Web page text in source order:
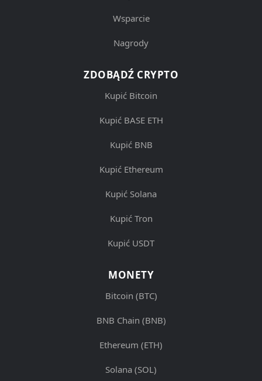
Wsparcie
Nagrody
ZDOBĄDŹ CRYPTO
Kupić Bitcoin
Kupić BASE ETH
Kupić BNB
Kupić Ethereum
Kupić Solana
Kupić Tron
Kupić USDT
MONETY
Bitcoin (BTC)
BNB Chain (BNB)
Ethereum (ETH)
Solana (SOL)